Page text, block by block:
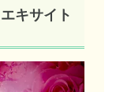
キサイト